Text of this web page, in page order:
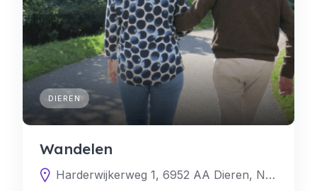
DIEREN
Wandelen
Harderwijkerweg 1, 6952 AA Dieren, Nederland